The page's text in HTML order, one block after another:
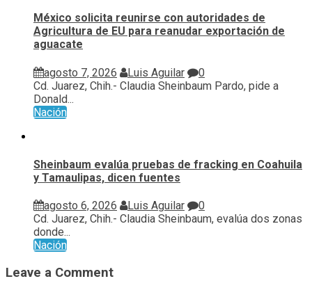
México solicita reunirse con autoridades de
Agricultura de EU para reanudar exportación de
aguacate
agosto 7, 2026 Luis Aguilar
0
Cd. Juarez, Chih.- Claudia Sheinbaum Pardo, pide a
Donald...
Nación
Sheinbaum evalúa pruebas de fracking en Coahuila
y Tamaulipas, dicen fuentes
agosto 6, 2026 Luis Aguilar
0
Cd. Juarez, Chih.- Claudia Sheinbaum, evalúa ⁠dos zonas
donde...
Nación
Leave a Comment